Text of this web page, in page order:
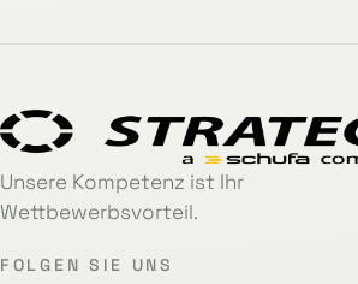
Unsere Kompetenz ist Ihr
Wettbewerbsvorteil.
FOLGEN SIE UNS